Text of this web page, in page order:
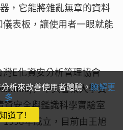
，它能將雜亂無章的資料
表板，讓使用者一眼就能
E化資安分析管理協會
）中央警察大學資
安全與鑑識科學實驗室
1998年成立，目前由王旭
析來改善使用者體驗。瞭解更
多
道了!